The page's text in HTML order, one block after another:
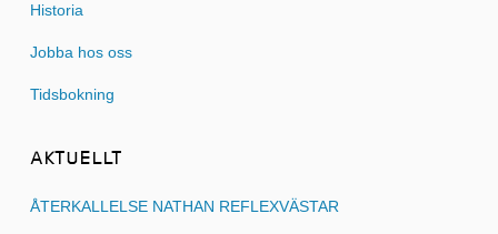
Historia
Jobba hos oss
Tidsbokning
AKTUELLT
ÅTERKALLELSE NATHAN REFLEXVÄSTAR